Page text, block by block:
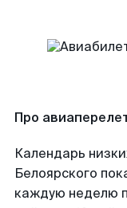
Про
Календарь
Белоярского
каждую неделю